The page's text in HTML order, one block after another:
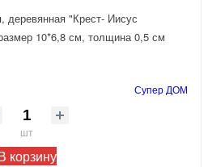
деревянная "Крест- Иисус
10*6,8 см, толщина 0,5 см
Супер ДОМ
шт
корзину